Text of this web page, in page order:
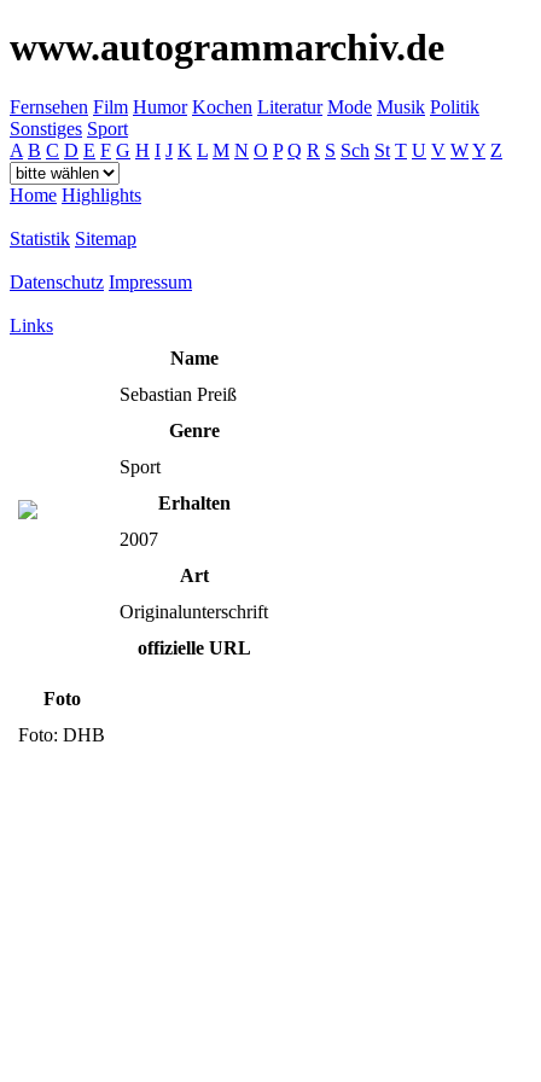
www.autogrammarchiv.de
Fernsehen Film Humor Kochen Literatur Mode Musik Politik
Sonstiges Sport
A B C D E F G H I J K L M N O P Q R S Sch St T U V WY Z
Home Highlights
Statistik Sitemap
Datenschutz Impressum
Links
Name
Sebastian Preiß
Genre
Sport
Erhalten
2007
Art
Originalunterschrift
offizielle URL
Foto
Foto: DHB